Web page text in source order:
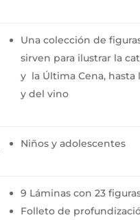
Una colección de
sirven para ilustrar la
y la Última Cena, hasta
y del vino
Niños y adolescentes
9 Láminas con 23
Folleto de